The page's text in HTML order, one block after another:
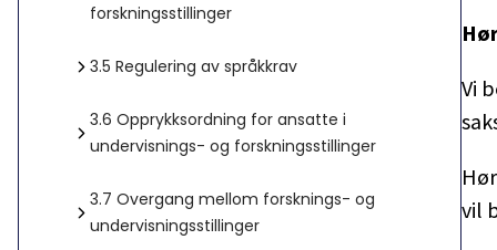
forskningsstillinger
3.5 Regulering av språkkrav
3.6 Opprykksordning for ansatte i
undervisnings- og forskningsstillinger
3.7 Overgang mellom forsknings- og
undervisningsstillinger
Vi
vil